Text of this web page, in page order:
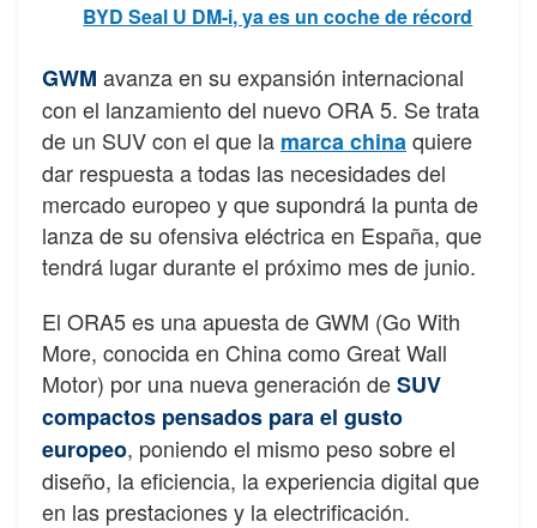
BYD Seal U DM-i, ya es un coche de récord
GWM avanza en su expansión internacional
con el lanzamiento del nuevo ORA 5. Se trata
de un SUV con el que la marca chinaquiere
dar respuesta a todas las necesidades del
mercado europeo y que supondrá la punta de
lanza de su ofensiva eléctrica en España, que
tendrá lugar durante el próximo mes de junio.
El ORA5 es una apuesta de GWM (Go With
More, conocida en China como Great Wall
Motor) por una nueva generación deSUV
compactos pensados para el gusto
europeo, poniendo el mismo peso sobre el
diseño, la eficiencia, la experiencia digital que
en las prestaciones y la electrificación.